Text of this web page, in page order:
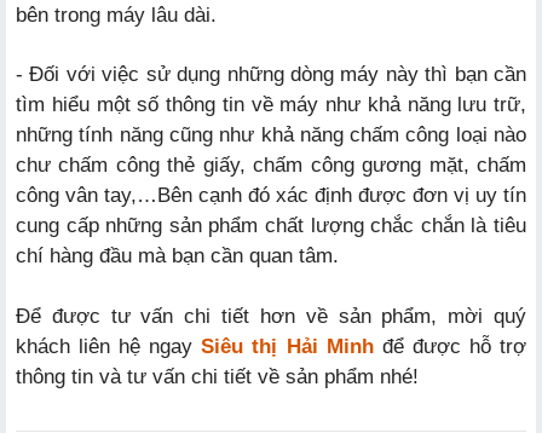
bên trong máy lâu dài.
- Đối với việc sử dụng những dòng máy này thì bạn cần
tìm hiểu một số thông tin về máy như khả năng lưu trữ,
những tính năng cũng như khả năng chấm công loại nào
chư chấm công thẻ giấy, chấm công gương mặt, chấm
công vân tay,…Bên cạnh đó xác định được đơn vị uy tín
cung cấp những sản phẩm chất lượng chắc chắn là tiêu
chí hàng đầu mà bạn cần quan tâm.
Để được tư vấn chi tiết hơn về sản phẩm, mời quý
khách liên hệ ngaySiêu thị Hải Minhđể được hỗ trợ
thông tin và tư vấn chi tiết về sản phẩm nhé!